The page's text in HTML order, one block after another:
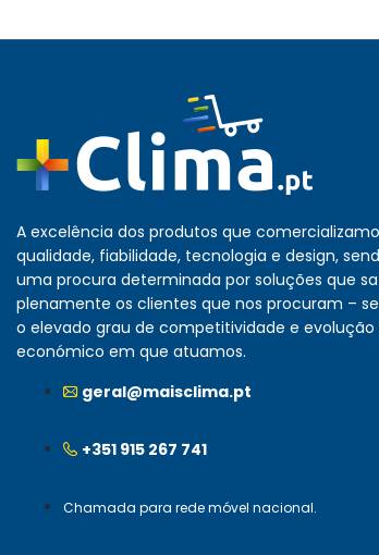
A excelência dos produtos que
qualidade, fiabilidade, tecnologia e design,
uma procura determinada por soluções que
plenamente os clientes que nos procuram –
o elevado grau de competitividade e evolução
económico em que atuamos.
geral@maisclima.pt
+351 915 267 741
Chamada para rede móvel nacional.